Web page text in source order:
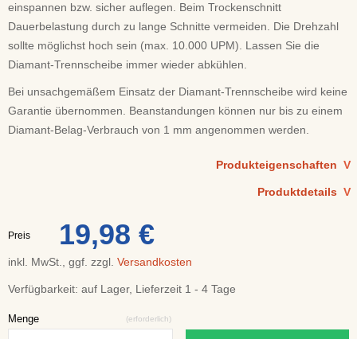
einspannen bzw. sicher auflegen. Beim Trockenschnitt
Dauerbelastung durch zu lange Schnitte vermeiden. Die Drehzahl
sollte möglichst hoch sein (max. 10.000 UPM). Lassen Sie die
Diamant-Trennscheibe immer wieder abkühlen.
Bei unsachgemäßem Einsatz der Diamant-Trennscheibe wird keine
Garantie übernommen. Beanstandungen können nur bis zu einem
Diamant-Belag-Verbrauch von 1 mm angenommen werden.
Produkteigenschaften V
Produktdetails V
Preis 19,98 €
inkl. MwSt., ggf. zzgl. Versandkosten
Verfügbarkeit: auf Lager, Lieferzeit 1 - 4 Tage
Menge (erforderlich)